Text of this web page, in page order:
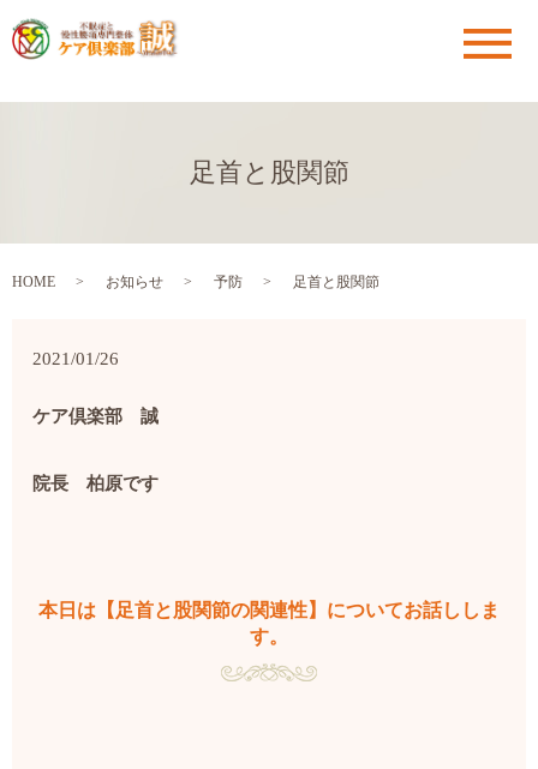
メ
足首と股関節
HOME お知らせ 予防 足首と股関節
2021/01/26
ケア倶楽部 誠
院長 柏原です
本日は【足首と股関節の関連性】についてお話ししま
す。